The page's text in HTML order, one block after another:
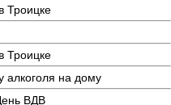
Троицке
Троицке
алкоголя на дому
ВДВ